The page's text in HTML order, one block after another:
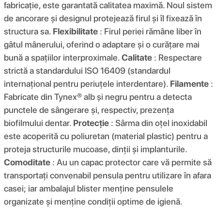
fabricație, este garantată calitatea maximă. Noul sistem
de ancorare și designul protejează firul și îl fixează în
structura sa. Flexibilitate : Firul periei rămâne liber în
gâtul mânerului, oferind o adaptare și o curățare mai
bună a spațiilor interproximale.Calitate : Respectare
strictă a standardului ISO 16409 (standardul
internațional pentru periuțele interdentare). Filamente :
Fabricate din Tynex® alb și negru pentru a detecta
punctele de sângerare și, respectiv, prezența
biofilmului dentar. Protecție : Sârma din oțel inoxidabil
este acoperită cu poliuretan (material plastic) pentru a
proteja structurile mucoase, dinții și implanturile.
Comoditate : Au un capac protector care vă permite să
transportați convenabil pensula pentru utilizare în afara
casei; iar ambalajul blister menține pensulele
organizate și menține condiții optime de igienă.